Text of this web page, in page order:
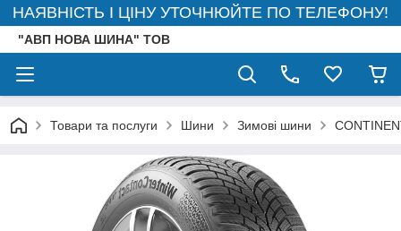
НАЯВНІСТЬ І ЦІНУ УТОЧНЮЙТЕ ПО ТЕЛЕФОНУ!
"АВП НОВА ШИНА" ТОВ
Товари та послуги Шини Зимові шини